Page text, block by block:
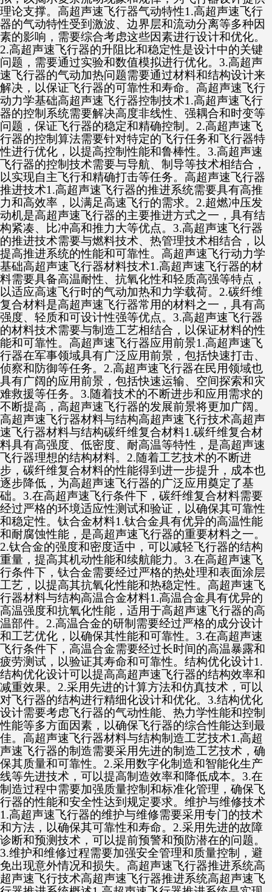
理论支撑。高超声速飞行器气动特性1.高超声速飞行
器的气动特性受到激波、边界层和流动分离等多种因
素的影响，需要综合考虑这些因素进行设计和优化。
2.高超声速飞行器的升阻比和稳定性是设计中的关键
问题，需要通过实验和数值模拟进行优化。3.高超声
速飞行器的气动加热问题需要通过材料和结构设计来
解决，以保证飞行器的可靠性和寿命。高超声速飞行
动力学基础高超声速飞行器控制技术1.高超声速飞行
器的控制系统需要解决高度非线性、强耦合和时变等
问题，保证飞行器的稳定和精确控制。2.高超声速飞
行器的控制算法需要针对特定的飞行任务和飞行器特
性进行优化，以提高控制性能和鲁棒性。3.高超声速
飞行器的控制技术需要与导航、制导等技术相结合，
以实现自主飞行和精确打击等任务。高超声速飞行器
推进技术1.高超声速飞行器的推进系统需要具有高推
力和高效率，以满足高速飞行的需求。2.超燃冲压发
动机是高超声速飞行器的主要推进方式之一，具有结
构紧凑、比冲高和推力大等优点。3.高超声速飞行器
的推进技术需要与燃料技术、热管理技术相结合，以
提高推进系统的性能和可靠性。高超声速飞行动力学
基础高超声速飞行器材料技术1.高超声速飞行器的材
料需要具备高温耐性、抗氧化性和轻质高强等特点，
以适应高速飞行时的气动加热和力学载荷。2.碳纤维
复合材料是高超声速飞行器常用的材料之一，具有高
强度、轻质和可设计性强等优点。3.高超声速飞行器
的材料技术需要与制造工艺相结合，以保证材料的性
能和可靠性。高超声速飞行器应用前景1.高超声速飞
行器在军事领域具有广泛应用前景，包括快速打击、
侦察和防御等任务。2.高超声速飞行器在民用领域也
具有广阔的应用前景，包括快速运输、空间探索和灾
难救援等任务。3.随着技术的不断进步和应用需求的
不断提高，高超声速飞行器的发展前景将更加广阔。
高超声速飞行器材料与结构高超声速飞行技术高超声
速飞行器材料与结构碳纤维复合材料1.碳纤维复合材
料具有高强度、低密度、耐高温等特性，是高超声速
飞行器理想的结构材料。2.随着工艺技术的不断进
步，碳纤维复合材料的性能得到进一步提升，成本也
逐步降低，为高超声速飞行器的广泛应用奠定了基
础。3.在高超声速飞行条件下，碳纤维复合材料需要
经过严格的环境适应性测试和验证，以确保其可靠性
和稳定性。钛合金材料1.钛合金具有优异的高温性能
和耐腐蚀性能，是高超声速飞行器的重要材料之一。
2.钛合金的强度和密度适中，可以减轻飞行器的结构
重量，提高其机动性能和续航能力。3.在高超声速飞
行条件下，钛合金需要经过严格的热处理和表面涂层
工艺，以提高其抗氧化性能和热稳定性。高超声速飞
行器材料与结构高温合金材料1.高温合金具有优异的
高温强度和抗氧化性能，适用于高超声速飞行器的高
温部件。2.高温合金的研制需要经过严格的成分设计
和工艺优化，以确保其性能和可靠性。3.在高超声速
飞行条件下，高温合金需要经过长时间的高温暴露和
疲劳测试，以验证其寿命和可靠性。结构优化设计1.
结构优化设计可以提高高超声速飞行器的结构效率和
减重效果。2.采用先进的计算方法和仿真技术，可以
对飞行器的结构进行精细化设计和优化。3.结构优化
设计需要考虑飞行器的气动性能、热力学性能和控制
性能等多方面因素，以确保飞行器的综合性能达到最
佳。高超声速飞行器材料与结构制造工艺技术1.高超
声速飞行器的制造需要采用先进的制造工艺技术，确
保其质量和可靠性。2.采用数字化制造和智能化生产
线等先进技术，可以提高制造效率和降低成本。3.在
制造过程中需要加强质量控制和标准化管理，确保飞
行器的性能和安全性达到规定要求。维护与维修技术
1.高超声速飞行器的维护与维修需要采用专门的技术
和方法，以确保其可靠性和寿命。2.采用先进的故障
诊断和预测技术，可以提前预警和预防潜在的问题。
3.维护和维修过程需要加强安全管理和质量控制，避
免出现意外情况和损失。高超声速飞行器推进系统高
超声速飞行技术高超声速飞行器推进系统高超声速飞